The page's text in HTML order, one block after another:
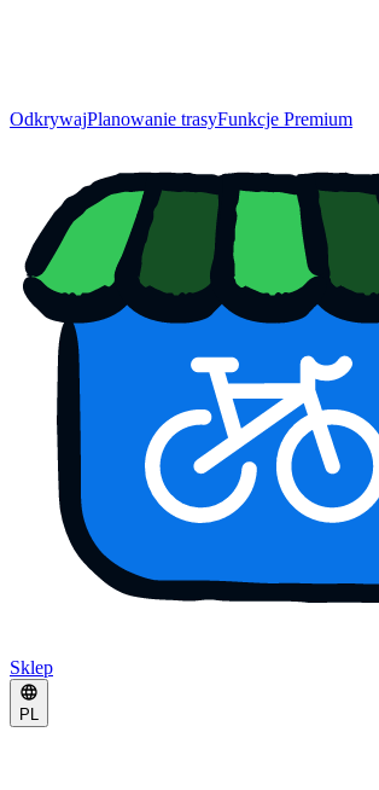
OdkrywajPlanowanie trasyFunkcje Premium
Sklep
PL